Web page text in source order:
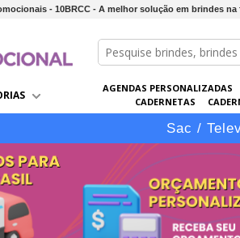
- 10BRCC - A melhor solução em brindes
AGENDAS PERSONALIZADAS
CADERNETAS
CONJUNTOS DE BRINDES
Sac /